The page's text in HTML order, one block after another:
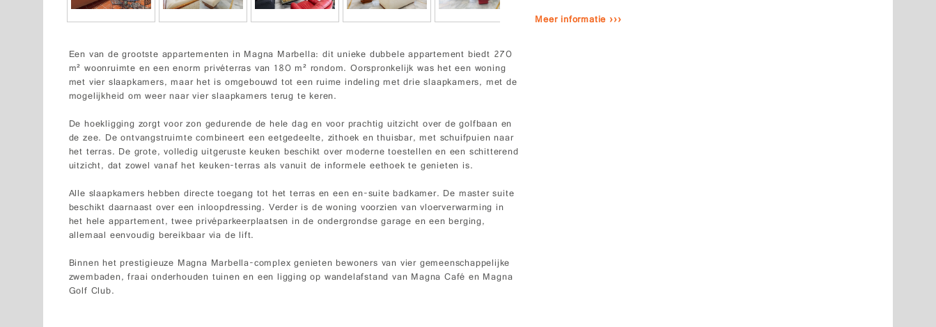
Meer informatie ›››
Een van de grootste appartementen in Magna Marbella: dit unieke dubbele appartement biedt 270
m² woonruimte en een enorm privéterras van 180 m² rondom. Oorspronkelijk was het een woning
met vier slaapkamers, maar het is omgebouwd tot een ruime indeling met drie slaapkamers, met de
mogelijkheid om weer naar vier slaapkamers terug te keren.
De hoekligging zorgt voor zon gedurende de hele dag en voor prachtig uitzicht over de golfbaan en
de zee. De ontvangstruimte combineert een eetgedeelte, zithoek en thuisbar, met schuifpuien naar
het terras. De grote, volledig uitgeruste keuken beschikt over moderne toestellen en een schitterend
uitzicht, dat zowel vanaf het keuken-terras als vanuit de informele eethoek te genieten is.
Alle slaapkamers hebben directe toegang tot het terras en een en-suite badkamer. De master suite
beschikt daarnaast over een inloopdressing. Verder is de woning voorzien van vloerverwarming in
het hele appartement, twee privéparkeerplaatsen in de ondergrondse garage en een berging,
allemaal eenvoudig bereikbaar via de lift.
Binnen het prestigieuze Magna Marbella-complex genieten bewoners van vier gemeenschappelijke
zwembaden, fraai onderhouden tuinen en een ligging op wandelafstand van Magna Café en Magna
Golf Club.